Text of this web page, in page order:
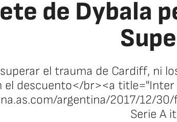
de Dybala
el trauma de Cardiff, ni
el descuento</br><a
argentina/2017/12/
Serie A